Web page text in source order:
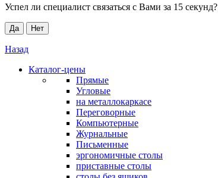
Успел ли специалист связаться с Вами за 15 секунд?
Да Нет
Назад
Каталог-цены
Прямые
Угловые
на металлокаркасе
Переговорные
Компьютерные
Журнальные
Письменные
эргономичные столы
приставные столы